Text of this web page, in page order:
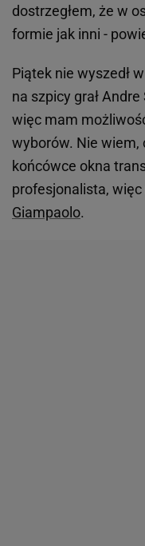
dostrzegłem, że w
formie jak inni -
Piątek nie wyszedł
na szpicy grał
więc mam
wyborów. Nie wiem,
końcówce okna
profesjonalista, więc
Giampaolo.